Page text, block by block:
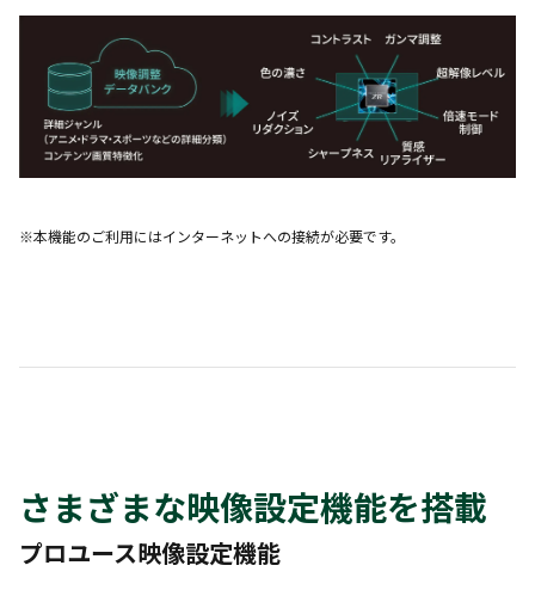
※本機能のご利用にはインターネットへの接続が必要です。
さまざまな映像設定機能を搭載
プロユース映像設定機能